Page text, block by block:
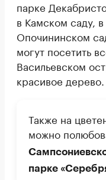
парке
в Камском саду,
Опочининском
могут посетить
Васильевском
красивое дерево.
Также на
можно
парке